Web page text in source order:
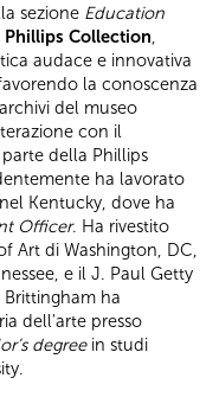
sezione Education
Phillips Collection,
audace e innovativa
la conoscenza
del museo
con il
della Phillips
ha lavorato
Kentucky, dove ha
Officer. Ha rivestito
Art di Washington, DC,
e il J. Paul Getty
Brittingham ha
dell'arte presso
degreein studi